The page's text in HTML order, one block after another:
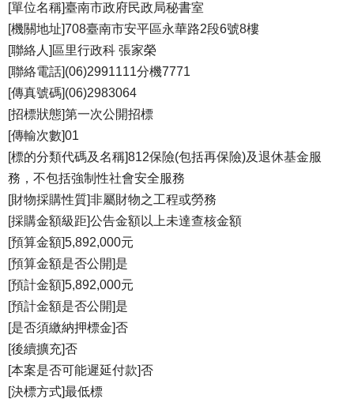
[單位名稱]臺南市政府民政局秘書室
[機關地址]708臺南市安平區永華路2段6號8樓
[聯絡人]區里行政科 張家榮
[聯絡電話](06)2991111分機7771
[傳真號碼](06)2983064
[招標狀態]第一次公開招標
[傳輸次數]01
[標的分類代碼及名稱]812保險(包括再保險)及退休基金服
務，不包括強制性社會安全服務
[財物採購性質]非屬財物之工程或勞務
[採購金額級距]公告金額以上未達查核金額
[預算金額]5,892,000元
[預算金額是否公開]是
[預計金額]5,892,000元
[預計金額是否公開]是
[是否須繳納押標金]否
[後續擴充]否
[本案是否可能遲延付款]否
[決標方式]最低標